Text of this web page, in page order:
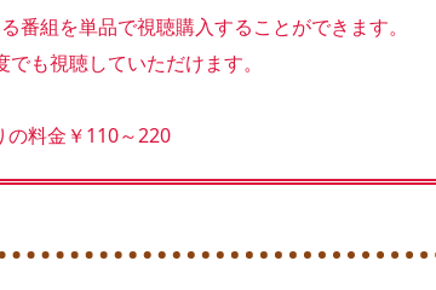
番組を単品で視聴購入することができます。
も視聴していただけます。
の料金￥110～220